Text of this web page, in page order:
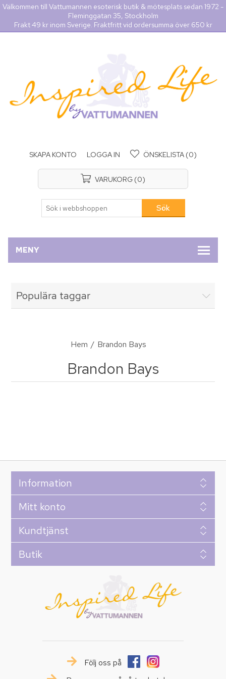
Välkommen till Vattumannen esoterisk butik & mötesplats sedan 1972 -
Fleminggatan 35, Stockholm
Frakt 49 kr inom Sverige. Fraktfritt vid ordersumma över 650 kr
SKAPA KONTO LOGGA IN ÖNSKELISTA (0)
VARUKORG (0)
MENY
Populära taggar
Hem / Brandon Bays
Brandon Bays
Information
Mitt konto
Kundtjänst
Butik
Följ oss på